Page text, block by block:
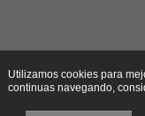
Utilizamos cookies para
continuas navegando,